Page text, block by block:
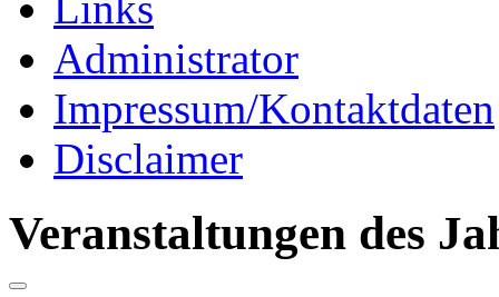
Administrator
Impressum/Kontaktdaten
Disclaimer
Veranstaltungen des